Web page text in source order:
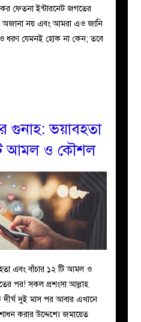
ফেতনা ইন্টারনেট জগতের
নয় এবং আমরা এও জানি
ধরণ যেমনই হোক না কেন; তবে
গুনাহ: ভয়াবহতা
আমল ও কৌশল
এবং বাঁচার ১২ টি আমল ও
পর! সকল প্রশংসা আল্লাহ
দুই মাস পর আবার এখানে
করার উদ্দেশ্যে জমায়েত